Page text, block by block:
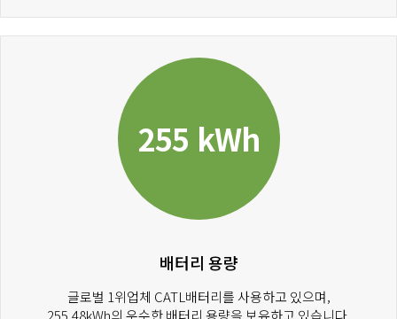
255 kWh
배터리 용량
글로벌 1위업체 CATL배터리를 사용하고 있으며,
255.48kWh의 우수한 배터리 용량을 보유하고 있습니다.